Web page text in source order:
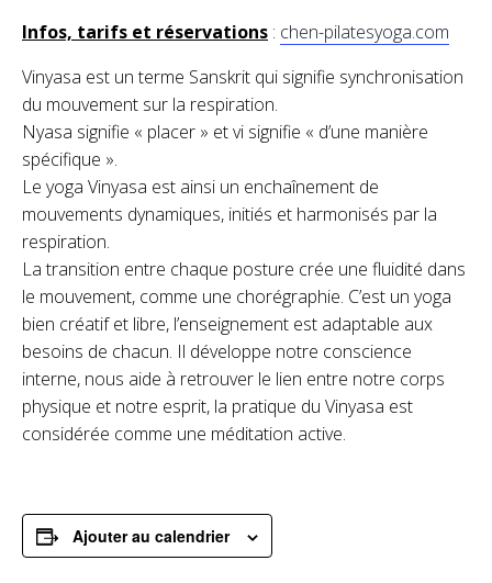
Infos, tarifs et réservations : chen-pilatesyoga.com
Vinyasa est un terme Sanskrit qui signifie synchronisation
du mouvement sur la respiration.
Nyasa signifie « placer » et vi signifie « d’une manière
spécifique ».
Le yoga Vinyasa est ainsi un enchaînement de
mouvements dynamiques, initiés et harmonisés par la
respiration.
La transition entre chaque posture crée une fluidité dans
le mouvement, comme une chorégraphie. C’est un yoga
bien créatif et libre, l’enseignement est adaptable aux
besoins de chacun. Il développe notre conscience
interne, nous aide à retrouver le lien entre notre corps
physique et notre esprit, la pratique du Vinyasa est
considérée comme une méditation active.
Ajouter au calendrier